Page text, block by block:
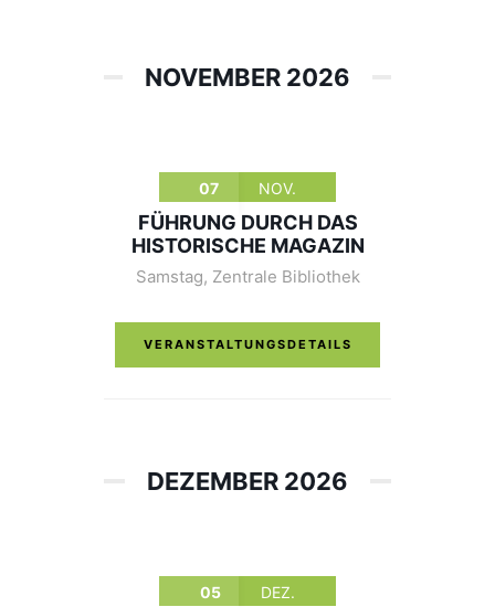
NOVEMBER 2026
07 NOV.
FÜHRUNG DURCH DAS
HISTORISCHE MAGAZIN
Samstag, Zentrale Bibliothek
VERANSTALTUNGSDETAILS
DEZEMBER 2026
05 DEZ.